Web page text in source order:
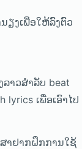
ຽງເພື່ອໃຫ້ລົງຕົວ
າວສຳລັບ beat
ເພື່ອເອົາໄປ
າຢາກຝຶກການໃຊ້